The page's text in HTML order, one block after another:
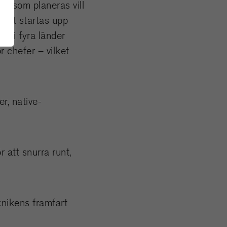
som planeras vill
att startas upp
i fyra länder
chefer – vilket
native-
att snurra runt,
framfart